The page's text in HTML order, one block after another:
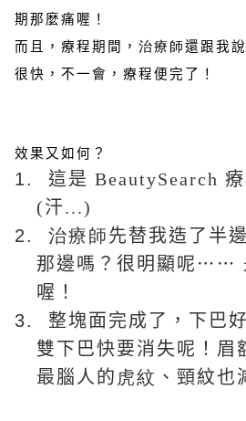
期那麼痛喔！
而且，療程期間， 治療師還跟我
很快，不一會，療程便完了！
效果 又如何？
1. 這是 BeautySearch
(汗...)
2.
治療師先替我造了半
那邊嗎？很明顯呢 ⋯⋯
喔！
3.
整塊面完成了，下巴
雙下巴快要消失呢！眉
最腦人的 虎紋 、頸紋也